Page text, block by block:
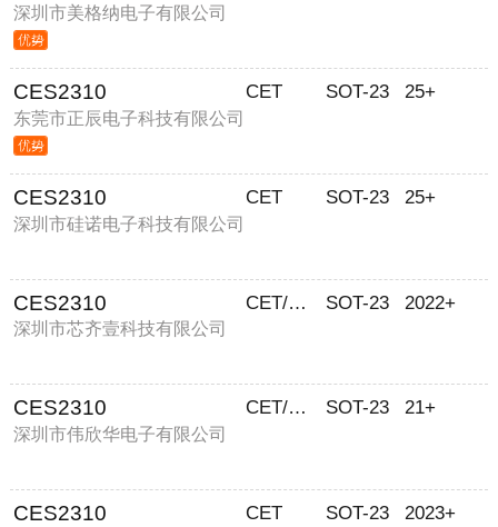
深圳市美格纳电子有限公司
CES2310
东莞市正辰电子科技有限公司
CET SOT-23 25+
CES2310
深圳市硅诺电子科技有限公司
CET SOT-23 25+
CES2310
深圳市芯齐壹科技有限公司
CET/華瑞 SOT-23 2022+
CES2310
深圳市伟欣华电子有限公司
CET/華瑞 SOT-23 21+
CES2310 CET SOT-23 2023+